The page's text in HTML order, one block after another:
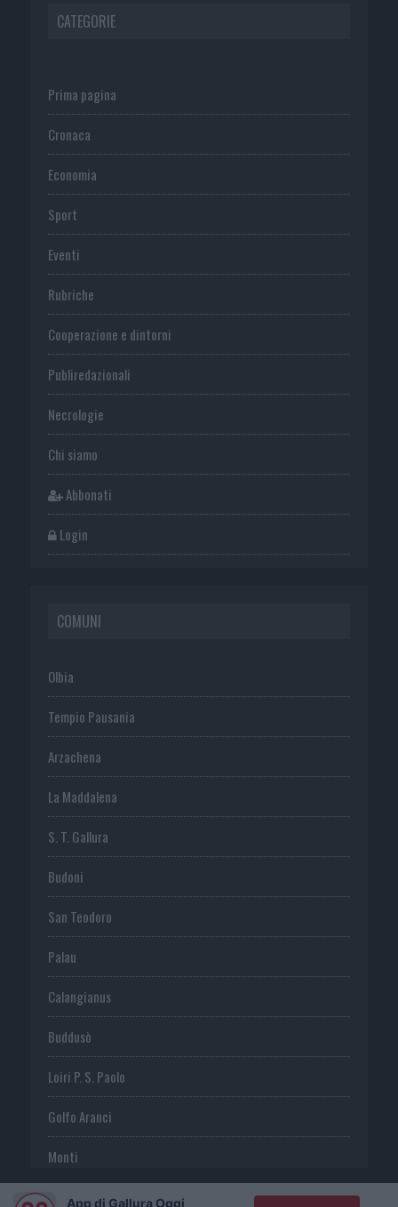
CATEGORIE
Prima pagina
Cronaca
Economia
Sport
Eventi
Rubriche
Cooperazione e dintorni
Publiredazionali
Necrologie
Chi siamo
Abbonati
Login
COMUNI
Olbia
Tempio Pausania
Arzachena
La Maddalena
S. T. Gallura
Budoni
San Teodoro
Palau
Calangianus
Buddusò
Loiri P. S. Paolo
Golfo Aranci
Monti
TeltiApp di Gallura Oggi